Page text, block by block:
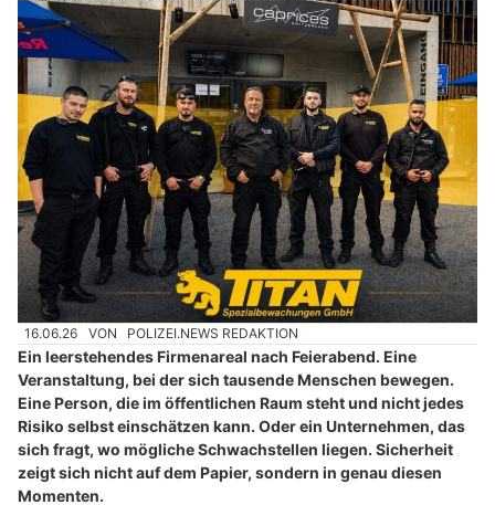
16.06.26 VON POLIZEI.NEWS REDAKTION
Ein leerstehendes Firmenareal nach Feierabend. Eine
Veranstaltung, bei der sich tausende Menschen bewegen.
Eine Person, die im öffentlichen Raum steht und nicht jedes
Risiko selbst einschätzen kann. Oder ein Unternehmen, das
sich fragt, wo mögliche Schwachstellen liegen. Sicherheit
zeigt sich nicht auf dem Papier, sondern in genau diesen
Momenten.